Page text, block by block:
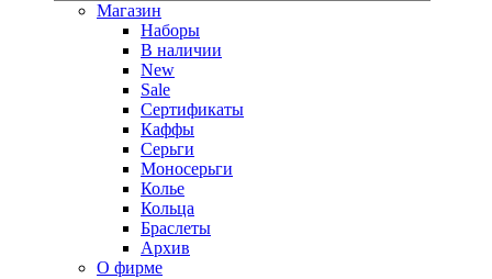
Магазин
Наборы
В наличии
New
Sale
Сертификаты
Каффы
Серьги
Моносерьги
Колье
Кольца
Браслеты
Архив
О фирме